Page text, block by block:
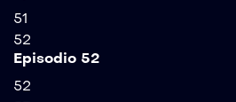
51
52
Episodio 52
52